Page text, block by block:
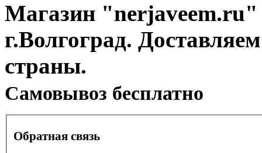
Магазин "nerjaveem.ru"
г.Волгоград.
страны.
Cамовывоз бесплатно
Обратная связь